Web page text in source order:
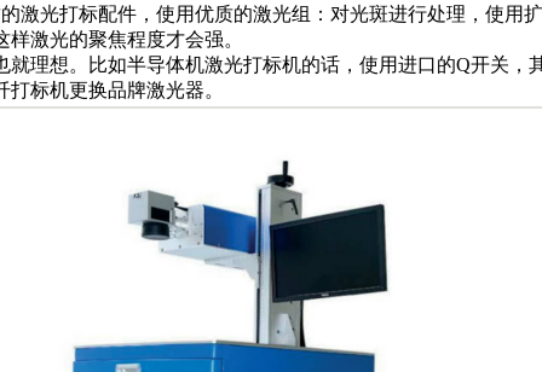
激光打标配件，使用优质的激光组：对光斑进行处理，使用
样激光的聚焦程度才会强。
就理想。比如半导体机激光打标机的话，使用进口的Q开关，
打标机更换品牌激光器。